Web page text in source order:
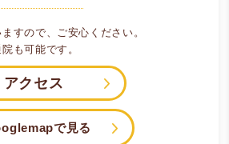
すので、ご安心ください。
も可能です。
アクセス
で見る